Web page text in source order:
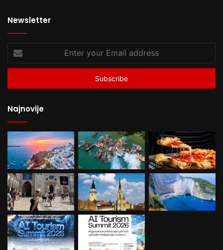
Newsletter
Enter
your
Email
Najnovije